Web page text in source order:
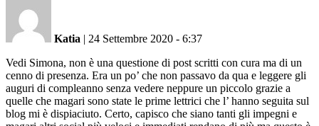
Katia | 24 Settembre 2020 - 6:37
Vedi Simona, non è una questione di post scritti con cura ma di un
cenno di presenza. Era un po’ che non passavo da qua e leggere gli
auguri di compleanno senza vedere neppure un piccolo grazie a
quelle che magari sono state le prime lettrici che l’ hanno seguita sul
blog mi è dispiaciuto. Certo, capisco che siano tanti gli impegni e